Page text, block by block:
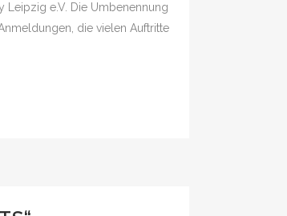
Leipzig e.V. Die Umbenennung
die vielen Auftritte